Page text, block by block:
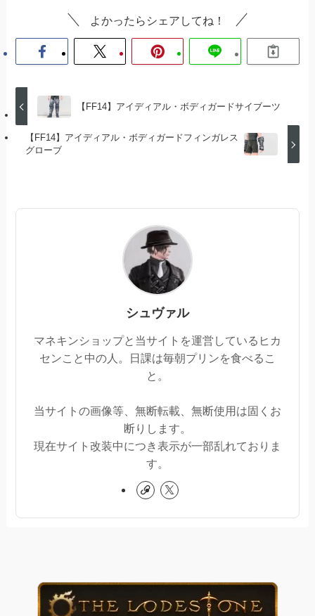
よかったらシェアしてね！
【FF14】アイディアル・ボディガードサイブーツ
【FF14】アイディアル・ボディガードフィンガレス
グローブ
シュヴァル
マネキンショップと当サイトを運営しているヒカ
センこと中の人。日課は毎朝プリンを食べるこ
と。
当サイトの画像等、無断転載、無断使用は固くお
断りします。
現在サイト改装中につき表示が一部乱れておりま
す。